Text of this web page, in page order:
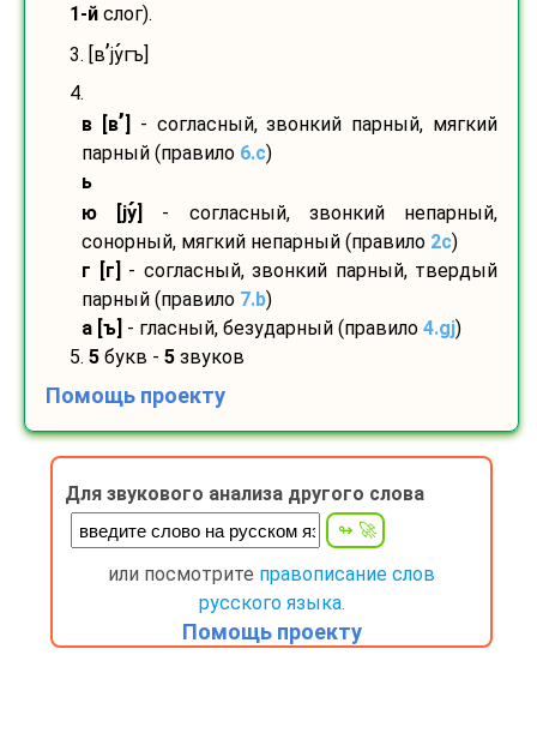
1-й слог).
3. [в’југъ]
4.
в [в’
- согласный, звонкий парный, мягкий
парный (правило 6.c)
ь
ю [ју
- согласный, звонкий непарный,
сонорный, мягкий непарный (правило 2c)
г [г]
- согласный, звонкий парный, твердый
парный (правило 7.b)
а [ъ] - гласный, безударный (правило 4.gj)
5. 5 букв - 5 звуков
Помощь проекту
Для звукового анализа другого слова
или посмотрите правописание слов
русского языка.
Помощь проекту